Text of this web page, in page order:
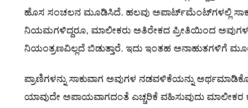
ಹೊಸ ಸಂಚಲನ ಮೂಡಿಸಿದೆ. ಹಲವು ಅಪಾರ್ಟ್‌ಮೆಂಟ್‌ಗಳಲ್ಲಿ
ನಿಯಮಗಳಿದ್ದರೂ, ಮಾಲೀಕರು ಅತಿರೇಕದ ಪ್ರೀತಿಯಿಂದ
ನಿಯಂತ್ರಣವಿಲ್ಲದೆ ಬಿಡುತ್ತಾರೆ. ಇದು ಇಂತಹ ಅನಾಹುತಗಳಿಗೆ
ಪ್ರಾಣಿಗಳನ್ನು ಸಾಕುವಾಗ ಅವುಗಳ ನಡವಳಿಕೆಯನ್ನು
ಯಾವುದೇ ಅಪಾಯವಾಗದಂತೆ ಎಚ್ಚರಿಕೆ ವಹಿಸುವುದು ಮಾಲೀಕರ